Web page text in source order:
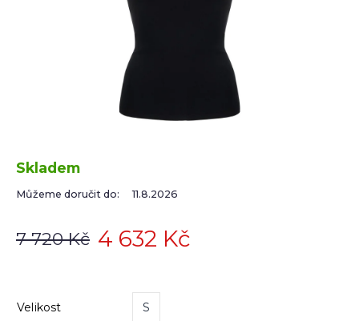
Velikost S
7 720 Kč 4 632 Kč
Skladem
Můžeme doručit do: 11.8.2026